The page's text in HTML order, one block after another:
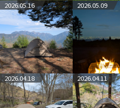
2026.05.16 2026.05.09
2026.04.18 2026.04.11